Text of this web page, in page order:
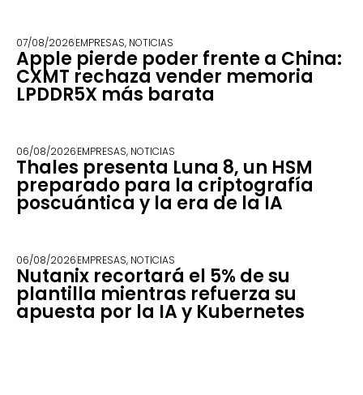
07/08/2026EMPRESAS, NOTICIAS
Apple pierde poder frente a China:
CXMT rechaza vender memoria
LPDDR5X más barata
06/08/2026EMPRESAS, NOTICIAS
Thales presenta Luna 8, un HSM
preparado para la criptografía
poscuántica y la era de la IA
06/08/2026EMPRESAS, NOTICIAS
Nutanix recortará el 5% de su
plantilla mientras refuerza su
apuesta por la IA y Kubernetes